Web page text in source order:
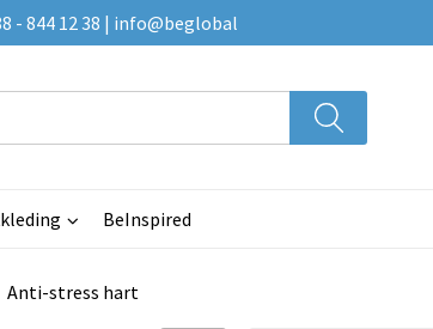
- 844 12 38 | info@beglobal
BeInspired
Anti-stress hart